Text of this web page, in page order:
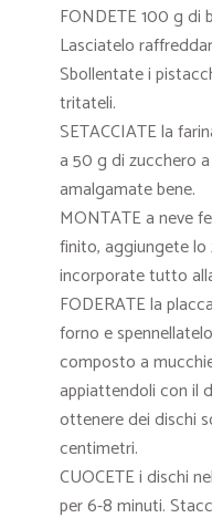
FONDETE 100 g di
Lasciatelo
Sbollentate i
tritateli.
SETACCIATE la
a 50 g di zucchero
amalgamate bene.
MONTATE a neve
finito, aggiungete
incorporate tutto
FODERATE la
forno e
composto a
appiattendoli con il
ottenere dei dischi
centimetri.
CUOCETE i dischi
per 6-8 minuti.